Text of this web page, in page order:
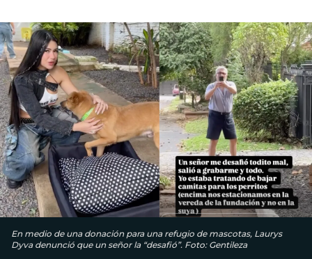
En medio de una donación para una refugio de mascotas, Laurys
Dyva denunció que un señor la “desafió”. Foto: Gentileza